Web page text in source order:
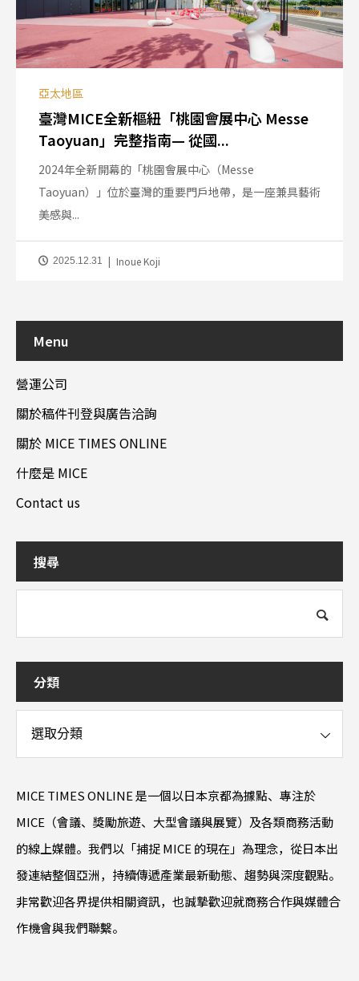
亞太地區
臺灣MICE全新樞紐「桃園會展中心 Messe
Taoyuan」完整指南— 從國...
2024年全新開幕的「桃園會展中心（Messe
Taoyuan）」位於臺灣的重要門戶地帶，是一座兼具藝術
美感與...
2025.12.31 Inoue Koji
Menu
營運公司
關於稿件刊登與廣告洽詢
關於 MICE TIMES ONLINE
什麼是 MICE
Contact us
搜尋
分類
MICE TIMES ONLINE 是一個以日本京都為據點、專注於
MICE（會議、獎勵旅遊、大型會議與展覽）及各類商務活動
的線上媒體。我們以「捕捉 MICE 的現在」為理念，從日本出
發連結整個亞洲，持續傳遞產業最新動態、趨勢與深度觀點。
非常歡迎各界提供相關資訊，也誠摯歡迎就商務合作與媒體合
作機會與我們聯繫。